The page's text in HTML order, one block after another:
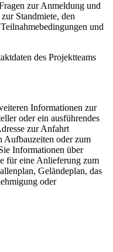
Sie die beiden
zu den Eingängen.
jeweiligen
Nord, hält die Messe
(für Personen, die im
zur Anmeldung und
Standmiete, den
und
des Projektteams
Informationen zur
oder ein ausführendes
zur Anfahrt
Aufbauzeiten oder zum
Informationen über
für eine Anlieferung zum
Geländeplan, das
oder